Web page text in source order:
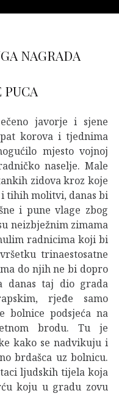
NAGRADA
PUCA
javorje i sjene
korova i tjednima
mjesto vojnoj
naselje. Male
zidova kroz koje
tihih molitvi, danas bi
i pune vlage zbog
neizbježnim zimama
radnicima koji bi
trinaestosatne
do njih ne bi dopro
danas taj dio grada
rjeđe samo
bolnice podsjeća na
brodu. Tu je
kako se nadvikuju i
brdašca uz bolnicu.
ljudskih tijela koja
koju u gradu zovu